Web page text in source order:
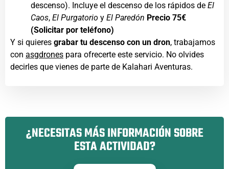
descenso). Incluye el descenso de los rápidos de El
Caos, El Purgatorio y El Paredón Precio 75€
(Solicitar por teléfono)
Y si quieres grabar tu descenso con un dron, trabajamos
con asgdrones para ofrecerte este servicio. No olvides
decirles que vienes de parte de Kalahari Aventuras.
¿NECESITAS MÁS INFORMACIÓN SOBRE
ESTA ACTIVIDAD?